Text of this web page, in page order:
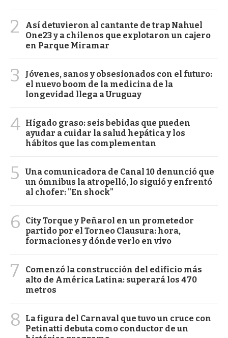
2
Así detuvieron al cantante de trap Nahuel
One23 y a chilenos que explotaron un cajero
en Parque Miramar
3
Jóvenes, sanos y obsesionados con el futuro:
el nuevo boom de la medicina de la
longevidad llega a Uruguay
4 Hígado graso: seis bebidas que pueden
ayudar a cuidar la salud hepática y los
hábitos que las complementan
5
Una comunicadora de Canal 10 denunció que
un ómnibus la atropelló, lo siguió y enfrentó
al chofer: "En shock"
6
City Torque y Peñarol en un prometedor
partido por el Torneo Clausura: hora,
formaciones y dónde verlo en vivo
7
Comenzó la construcción del edificio más
alto de América Latina: superará los 470
metros
8
La figura del Carnaval que tuvo un cruce con
Petinatti debuta como conductor de un